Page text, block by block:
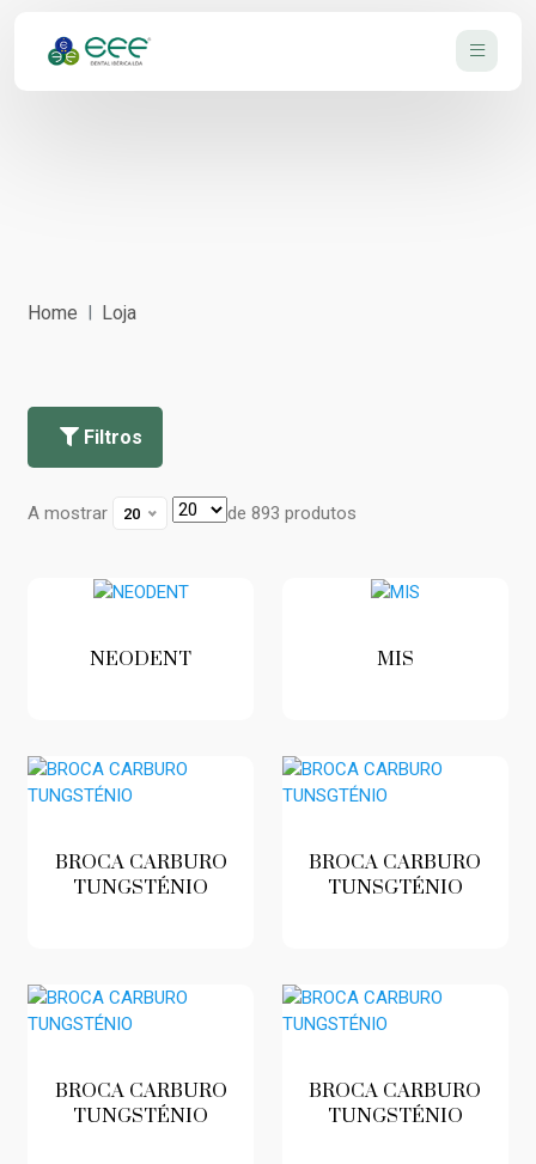
Home Loja
Filtros
A mostrar 20 de 893 produtos
NEODENT MIS
BROCA CARBURO
TUNGSTÉNIO
BROCA CARBURO
TUNSGTÉNIO
BROCA CARBURO
TUNGSTÉNIO
BROCA CARBURO
TUNGSTÉNIO